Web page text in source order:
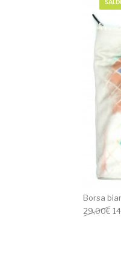
SALDI
Borsa
29,00€ Il